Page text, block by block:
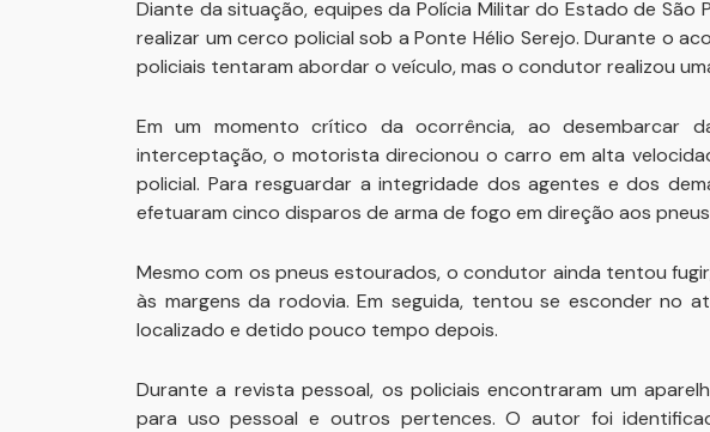
Diante da situação, equipes da Polícia Militar do Estado de São
realizar um cerco policial sob a Ponte Hélio Serejo. Durante o
policiais tentaram abordar o veículo, mas o condutor realizou
Em um momento crítico da ocorrência, ao desembarcar
interceptação, o motorista direcionou o carro em alta
policial. Para resguardar a integridade dos agentes e dos
efetuaram cinco disparos de arma de fogo em direção aos
Mesmo com os pneus estourados, o condutor ainda tentou
às margens da rodovia. Em seguida, tentou se esconder no
localizado e detido pouco tempo depois.
Durante a revista pessoal, os policiais encontraram um
para uso pessoal e outros pertences. O autor foi